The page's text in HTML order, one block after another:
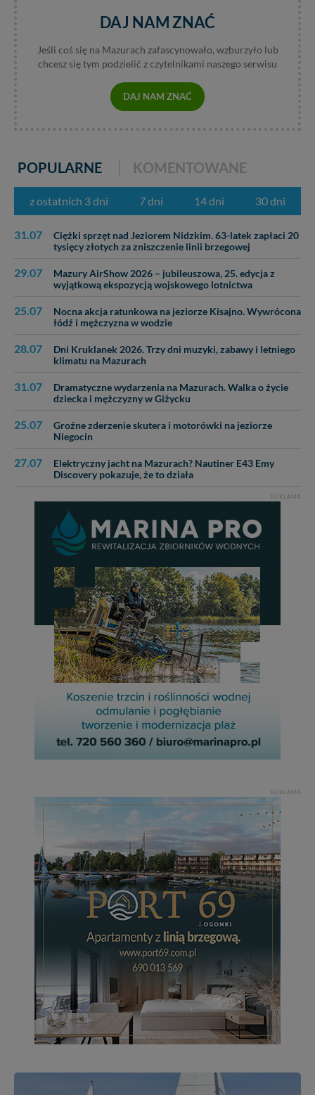
DAJ NAM ZNAĆ
Jeśli coś się na Mazurach zafascynowało, wzburzyło lub
chcesz się tym podzielić z czytelnikami naszego serwisu
DAJ NAM ZNAĆ
POPULARNE KOMENTOWANE
z ostatnich 3 dni 7 dni 14 dni 30 dni
31.07
Ciężki sprzęt nad Jeziorem Nidzkim. 63-latek zapłaci 20
tysięcy złotych za zniszczenie linii brzegowej
29.07
Mazury AirShow 2026 – jubileuszowa, 25. edycja z
wyjątkową ekspozycją wojskowego lotnictwa
25.07
Nocna akcja ratunkowa na jeziorze Kisajno. Wywrócona
łódź i mężczyzna w wodzie
28.07
Dni Kruklanek 2026. Trzy dni muzyki, zabawy i letniego
klimatu na Mazurach
31.07
Dramatyczne wydarzenia na Mazurach. Walka o życie
dziecka i mężczyzny w Giżycku
25.07
Groźne zderzenie skutera i motorówki na jeziorze
Niegocin
27.07
Elektryczny jacht na Mazurach? Nautiner E43 Emy
Discovery pokazuje, że to działa
REKLAMA
REKLAMA